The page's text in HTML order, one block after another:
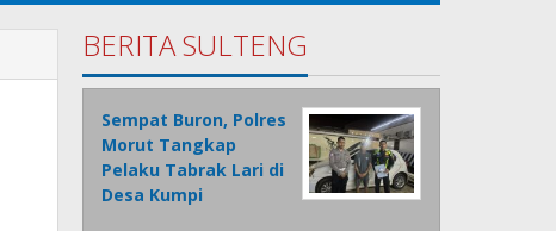
BERITA SULTENG
Sempat Buron, Polres
Morut Tangkap
Pelaku Tabrak Lari di
Desa Kumpi